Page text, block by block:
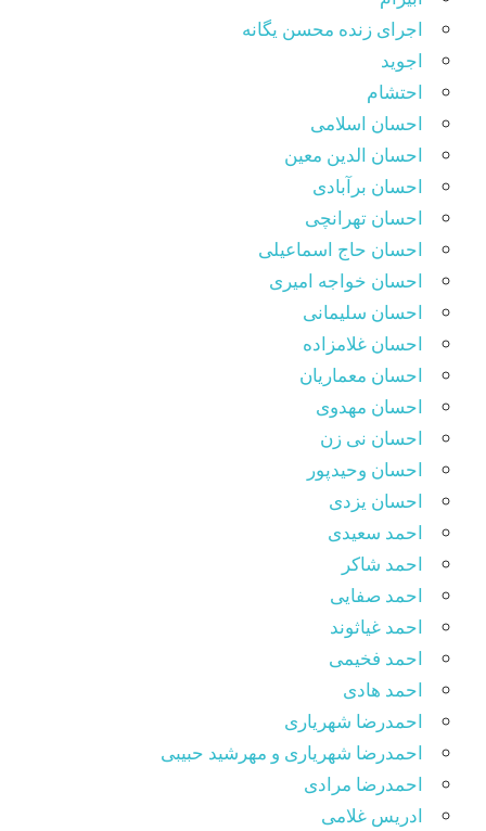
اجرای زنده محسن یگانه
اجوید
احتشام
احسان اسلامی
احسان الدین معین
احسان برآبادی
احسان تهرانچی
احسان حاج اسماعیلی
احسان خواجه امیری
احسان سلیمانی
احسان غلامزاده
احسان معماریان
احسان مهدوی
احسان نی زن
احسان وحیدپور
احسان یزدی
احمد سعیدی
احمد شاکر
احمد صفایی
احمد غیاثوند
احمد فخیمی
احمد هادی
احمدرضا شهریاری
احمدرضا شهریاری و مهرشید حبیبی
احمدرضا مرادی
ادریس غلامی